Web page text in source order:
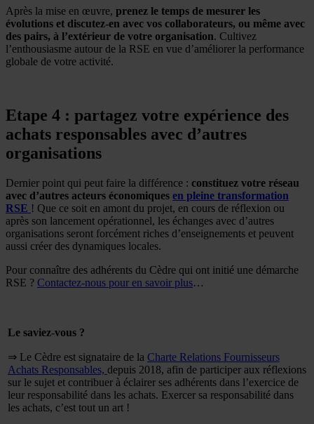
Après la mise en œuvre, prenez le temps de mesurer les
évolutions et discutez-en avec vos collaborateurs, ou même avec
des pairs, à l’extérieur de votre organisation. Cultivez
l’enthousiasme autour de la RSE en vue d’améliorer la performance
globale de votre activité.
Etape 4 : partagez votre expérience des
achats responsables avec d’autres
organisations
Dernier point qui peut faire la différence : constituez votre réseau
avec d’autres acteurs économiques en pleine transformation
RSE ! Que ce soit en amont du projet, en cours de réflexion ou
après son lancement opérationnel, les échanges avec d’autres
organisations seront forcément riches d’enseignements et peuvent
aussi créer des dynamiques locales.
Pour connaître des adhérents du Cèdre qui ont initié une démarche
RSE ? Contactez-nous pour en savoir plus…
Le saviez-vous ?
⇒ Le Cèdre est signataire de la Charte Relations Fournisseurs
Achats Responsables, depuis 2018, afin de participer aux réflexions
sur le sujet et contribuer à éclairer ses adhérents dans l’exercice de
leur responsabilité dans les achats. Exercer sa responsabilité dans
les achats, c’est tout un art !